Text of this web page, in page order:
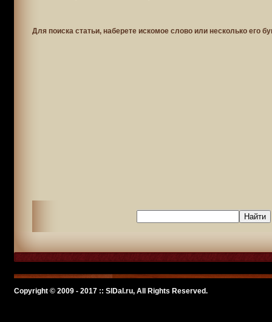
Для поиска статьи, наберете искомое слово или несколько его
Copyright © 2009 - 2017 :: SlDal.ru, All Rights Reserved.